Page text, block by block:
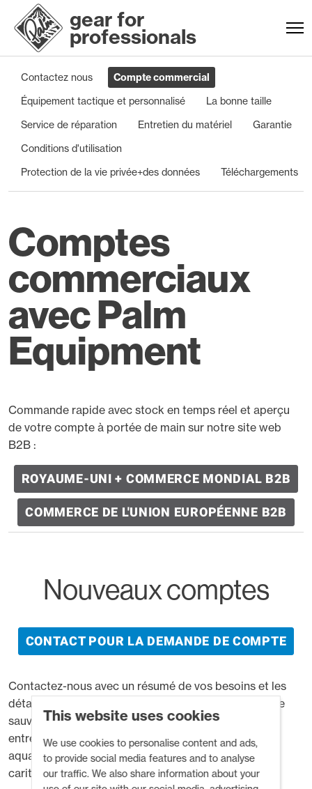
This website uses cookies
We use cookies to personalise content and ads,
to provide social media features and to analyse
our traffic. We also share information about your
gear for
professionals
Contactez nous
Compte commercial
Équipement tactique et personnalisé
La bonne taille
Service de réparation
Entretien du matériel
Garantie
Conditions d'utilisation
Protection de la vie privée+des données
Téléchargements
Comptes
commerciaux
avec Palm
Equipment
Commande rapide avec stock en temps réel et aperçu
de votre compte à portée de main sur notre site web
B2B :
ROYAUME-UNI + COMMERCE MONDIAL B2B
COMMERCE DE L'UNION EUROPÉENNE B2B
Nouveaux comptes
CONTACT POUR LA DEMANDE DE COMPTE
Contactez-nous avec un résumé de vos besoins et les
détails de votre entreprise. Les comptes Palm pour le
sauvetage aquatique sont disponibles pour les
entreprises suivantes : professionnels du sauvetage
aquatique, armée, services d'urgence, organisations
caritatives et revendeurs B2B.